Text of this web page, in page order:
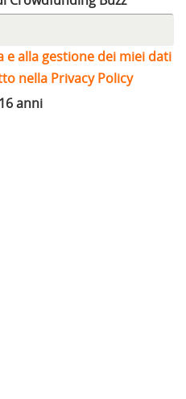
e alla gestione dei miei dati
nella Privacy Policy
anni